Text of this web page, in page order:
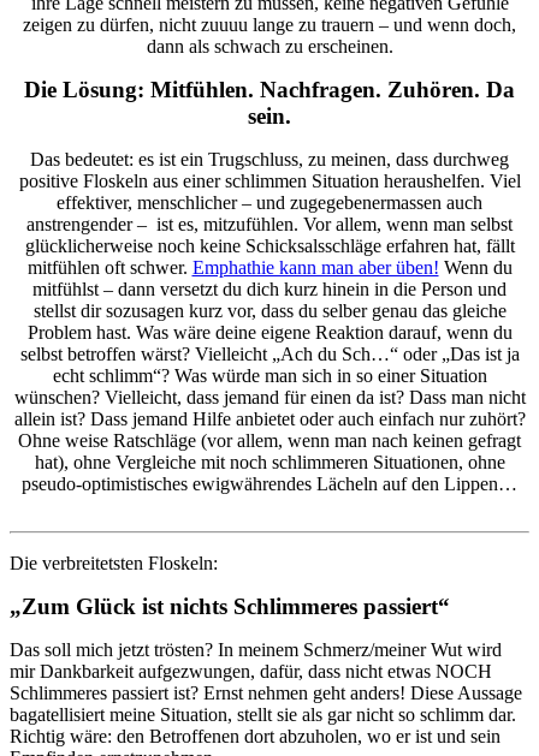
zeigen zu dürfen, nicht zuuuu lange zu trauern – und wenn doch,
dann als schwach zu erscheinen.
Die Lösung: Mitfühlen. Nachfragen. Zuhören. Da
sein.
Das bedeutet: es ist ein Trugschluss, zu meinen, dass durchweg
positive Floskeln aus einer schlimmen Situation heraushelfen. Viel
effektiver, menschlicher – und zugegebenermassen auch
anstrengender – ist es, mitzufühlen. Vor allem, wenn man selbst
glücklicherweise noch keine Schicksalsschläge erfahren hat, fällt
mitfühlen oft schwer. Emphathie kann man aber üben! Wenn du
mitfühlst – dann versetzt du dich kurz hinein in die Person und
stellst dir sozusagen kurz vor, dass du selber genau das gleiche
Problem hast. Was wäre deine eigene Reaktion darauf, wenn du
selbst betroffen wärst? Vielleicht „Ach du Sch…“ oder „Das ist ja
echt schlimm“? Was würde man sich in so einer Situation
wünschen? Vielleicht, dass jemand für einen da ist? Dass man nicht
allein ist? Dass jemand Hilfe anbietet oder auch einfach nur zuhört?
Ohne weise Ratschläge (vor allem, wenn man nach keinen gefragt
hat), ohne Vergleiche mit noch schlimmeren Situationen, ohne
pseudo-optimistisches ewigwährendes Lächeln auf den Lippen…
Die verbreitetsten Floskeln:
„Zum Glück ist nichts Schlimmeres passiert“
Das soll mich jetzt trösten? In meinem Schmerz/meiner Wut wird
mir Dankbarkeit aufgezwungen, dafür, dass nicht etwas NOCH
Schlimmeres passiert ist? Ernst nehmen geht anders! Diese Aussage
bagatellisiert meine Situation, stellt sie als gar nicht so schlimm dar.
Richtig wäre: den Betroffenen dort abzuholen, wo er ist und sein